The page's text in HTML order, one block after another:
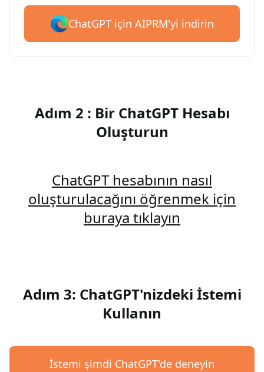
ChatGPT için AIPRM'yi indirin
Adım 2 : Bir ChatGPT Hesabı
Oluşturun
ChatGPT hesabının nasıl
oluşturulacağını öğrenmek için
buraya tıklayın
Adım 3: ChatGPT'nizdeki İstemi
Kullanın
İstemi şimdi ChatGPT'de deneyin